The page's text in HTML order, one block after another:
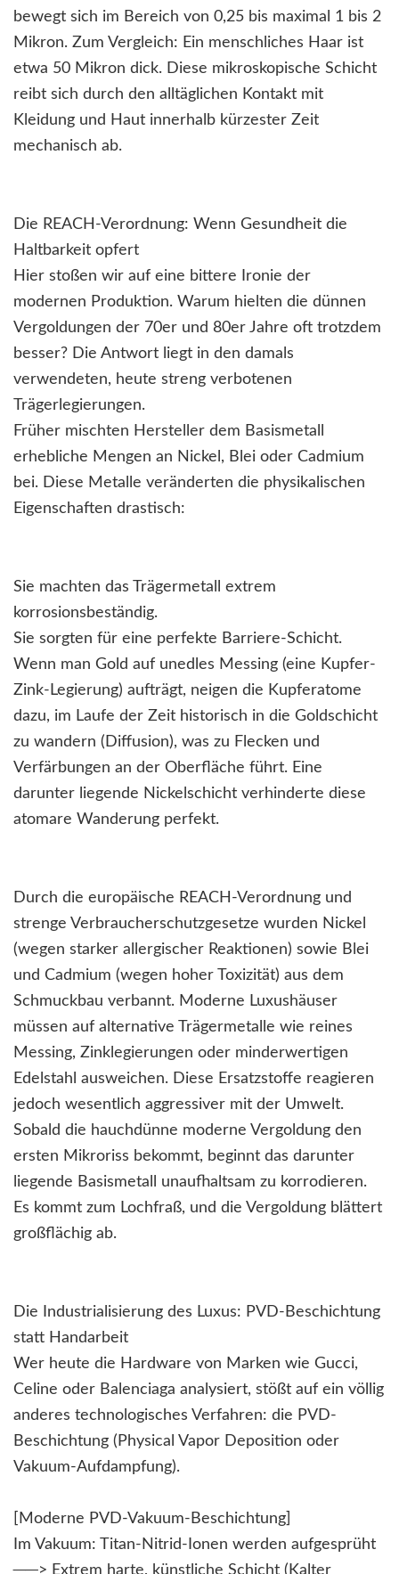
bewegt sich im Bereich von 0,25 bis maximal 1 bis 2
Mikron. Zum Vergleich: Ein menschliches Haar ist
etwa 50 Mikron dick. Diese mikroskopische Schicht
reibt sich durch den alltäglichen Kontakt mit
Kleidung und Haut innerhalb kürzester Zeit
mechanisch ab.
Die REACH-Verordnung: Wenn Gesundheit die
Haltbarkeit opfert
Hier stoßen wir auf eine bittere Ironie der
modernen Produktion. Warum hielten die dünnen
Vergoldungen der 70er und 80er Jahre oft trotzdem
besser? Die Antwort liegt in den damals
verwendeten, heute streng verbotenen
Trägerlegierungen.
Früher mischten Hersteller dem Basismetall
erhebliche Mengen an Nickel, Blei oder Cadmium
bei. Diese Metalle veränderten die physikalischen
Eigenschaften drastisch:
Sie machten das Trägermetall extrem
korrosionsbeständig.
Sie sorgten für eine perfekte Barriere-Schicht.
Wenn man Gold auf unedles Messing (eine Kupfer-
Zink-Legierung) aufträgt, neigen die Kupferatome
dazu, im Laufe der Zeit historisch in die Goldschicht
zu wandern (Diffusion), was zu Flecken und
Verfärbungen an der Oberfläche führt. Eine
darunter liegende Nickelschicht verhinderte diese
atomare Wanderung perfekt.
Durch die europäische REACH-Verordnung und
strenge Verbraucherschutzgesetze wurden Nickel
(wegen starker allergischer Reaktionen) sowie Blei
und Cadmium (wegen hoher Toxizität) aus dem
Schmuckbau verbannt. Moderne Luxushäuser
müssen auf alternative Trägermetalle wie reines
Messing, Zinklegierungen oder minderwertigen
Edelstahl ausweichen. Diese Ersatzstoffe reagieren
jedoch wesentlich aggressiver mit der Umwelt.
Sobald die hauchdünne moderne Vergoldung den
ersten Mikroriss bekommt, beginnt das darunter
liegende Basismetall unaufhaltsam zu korrodieren.
Es kommt zum Lochfraß, und die Vergoldung blättert
großflächig ab.
Die Industrialisierung des Luxus: PVD-Beschichtung
statt Handarbeit
Wer heute die Hardware von Marken wie Gucci,
Celine oder Balenciaga analysiert, stößt auf ein völlig
anderes technologisches Verfahren: die PVD-
Beschichtung (Physical Vapor Deposition oder
Vakuum-Aufdampfung).
[Moderne PVD-Vakuum-Beschichtung]
Im Vakuum: Titan-Nitrid-Ionen werden aufgesprüht
──> Extrem harte, künstliche Schicht (Kalter